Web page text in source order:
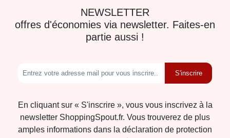
NEWSLETTER
offres d'économies via newsletter. Faites-en
partie aussi !
S'inscrire
En cliquant sur « S'inscrire », vous vous inscrivez à la
newsletter ShoppingSpout.fr. Vous trouverez de plus
amples informations dans la déclaration de protection